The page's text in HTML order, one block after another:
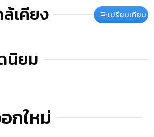
เคียง เปรียบเทียบ
นิยม
กใหม่